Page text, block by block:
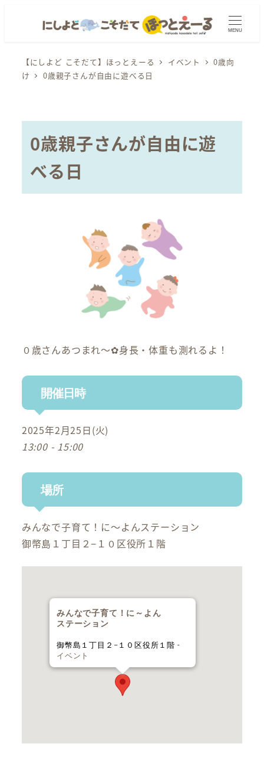
MENU
【にしよど こそだて】ほっとえーる イベント
0歳向
け
0歳親子さんが自由に遊べる日
0歳親子さんが自由に遊
べる日
０歳さんあつまれ～✿身長・体重も測れるよ！
開催日時
2025年2月25日(火)
13:00 - 15:00
場所
みんなで子育て！に～よんステーション
御幣島１丁目２−１０区役所１階
みんなで子育て！に～よん
ステーション
御幣島１丁目２−１０区役所１階 -
イベント